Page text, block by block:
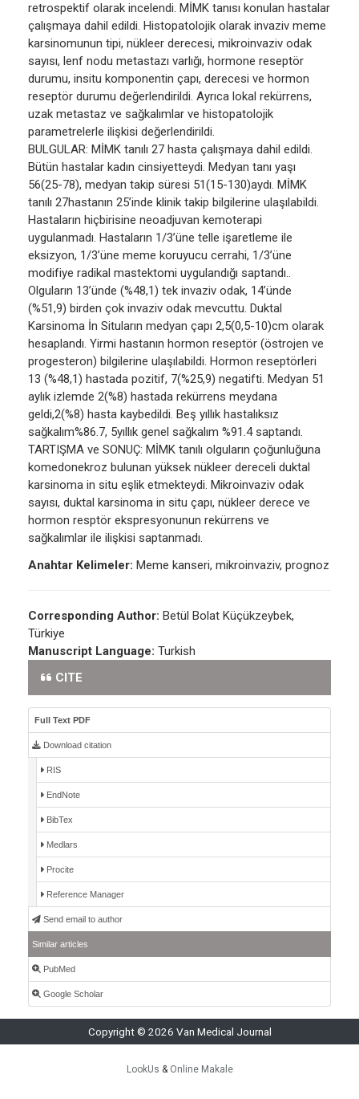
retrospektif olarak incelendi. MİMK tanısı konulan hastalar
çalışmaya dahil edildi. Histopatolojik olarak invaziv meme
karsinomunun tipi, nükleer derecesi, mikroinvaziv odak
sayısı, lenf nodu metastazı varlığı, hormone reseptör
durumu, insitu komponentin çapı, derecesi ve hormon
reseptör durumu değerlendirildi. Ayrıca lokal rekürrens,
uzak metastaz ve sağkalımlar ve histopatolojik
parametrelerle ilişkisi değerlendirildi.
BULGULAR: MİMK tanılı 27 hasta çalışmaya dahil edildi.
Bütün hastalar kadın cinsiyetteydi. Medyan tanı yaşı
56(25-78), medyan takip süresi 51(15-130)aydı. MİMK
tanılı 27hastanın 25’inde klinik takip bilgilerine ulaşılabildi.
Hastaların hiçbirisine neoadjuvan kemoterapi
uygulanmadı. Hastaların 1/3’üne telle işaretleme ile
eksizyon, 1/3’üne meme koruyucu cerrahi, 1/3’üne
modifiye radikal mastektomi uygulandığı saptandı..
Olguların 13’ünde (%48,1) tek invaziv odak, 14’ünde
(%51,9) birden çok invaziv odak mevcuttu. Duktal
Karsinoma İn Situların medyan çapı 2,5(0,5-10)cm olarak
hesaplandı. Yirmi hastanın hormon reseptör (östrojen ve
progesteron) bilgilerine ulaşılabildi. Hormon reseptörleri
13 (%48,1) hastada pozitif, 7(%25,9) negatifti. Medyan 51
aylık izlemde 2(%8) hastada rekürrens meydana
geldi,2(%8) hasta kaybedildi. Beş yıllık hastalıksız
sağkalım%86.7, 5yıllık genel sağkalım %91.4 saptandı.
TARTIŞMA ve SONUÇ: MİMK tanılı olguların çoğunluğuna
komedonekroz bulunan yüksek nükleer dereceli duktal
karsinoma in situ eşlik etmekteydi. Mikroinvaziv odak
sayısı, duktal karsinoma in situ çapı, nükleer derece ve
hormon resptör ekspresyonunun rekürrens ve
sağkalımlar ile ilişkisi saptanmadı.
Anahtar Kelimeler: Meme kanseri, mikroinvaziv, prognoz
Corresponding Author: Betül Bolat Küçükzeybek,
Türkiye
Manuscript Language: Turkish
CITE
Full Text PDF
Download citation
RIS
EndNote
BibTex
Medlars
Procite
Reference Manager
Send email to author
Similar articles
PubMed
Google Scholar
Copyright © 2026 Van Medical Journal
LookUs & Online Makale